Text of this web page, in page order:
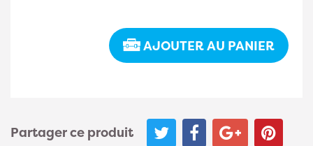
AJOUTER AU PANIER
Partager ce produit